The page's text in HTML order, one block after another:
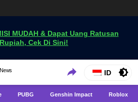
MUDAH & Dapat Uang Ratusan
Cek Di Sini!
VCGamers News
News
Dapatkan Berita Games Terbaru Hanya di VCGamers
ID
PUBG Genshin Impact Roblox